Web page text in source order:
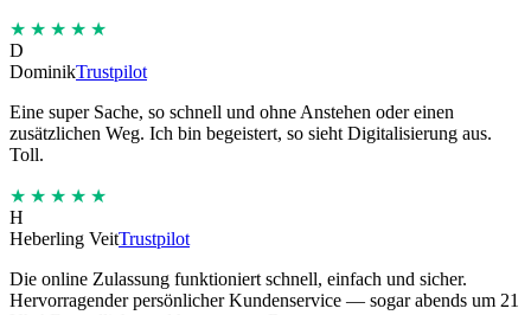
★★★★★
D
DominikTrustpilot
Eine super Sache, so schnell und ohne Anstehen oder einen
zusätzlichen Weg. Ich bin begeistert, so sieht Digitalisierung aus.
Toll.
★★★★★
H
Heberling VeitTrustpilot
Die online Zulassung funktioniert schnell, einfach und sicher.
Hervorragender persönlicher Kundenservice — sogar abends um 21